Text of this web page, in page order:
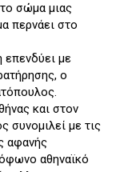
σώμα μιας
περνάει στο
επενδύει με
ο
και στον
συνομιλεί με τις
αφανής
αθηναϊκό